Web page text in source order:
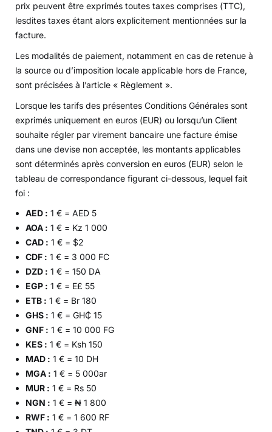
prix peuvent être exprimés toutes taxes comprises (TTC),
lesdites taxes étant alors explicitement mentionnées sur la
facture.
Les modalités de paiement, notamment en cas de retenue à
la source ou d’imposition locale applicable hors de France,
sont précisées à l’article « Règlement ».
Lorsque les tarifs des présentes Conditions Générales sont
exprimés uniquement en euros (EUR) ou lorsqu’un Client
souhaite régler par virement bancaire une facture émise
dans une devise non acceptée, les montants applicables
sont déterminés après conversion en euros (EUR) selon le
tableau de correspondance figurant ci-dessous, lequel fait
foi :
AED : 1 € = AED 5
AOA : 1 € = Kz 1 000
CAD : 1 € = $2
CDF : 1 € = 3 000 FC
DZD : 1 € = 150 DA
EGP : 1 € = E£ 55
ETB : 1 € = Br 180
GHS : 1 € = GH₵ 15
GNF : 1 € = 10 000 FG
KES : 1 € = Ksh 150
MAD : 1 € = 10 DH
MGA : 1 € = 5 000ar
MUR : 1 € = Rs 50
NGN : 1 € = ₦ 1 800
RWF : 1 € = 1 600 RF